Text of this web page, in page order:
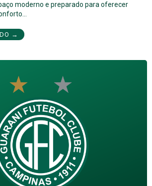
moderno e preparado para oferecer
→